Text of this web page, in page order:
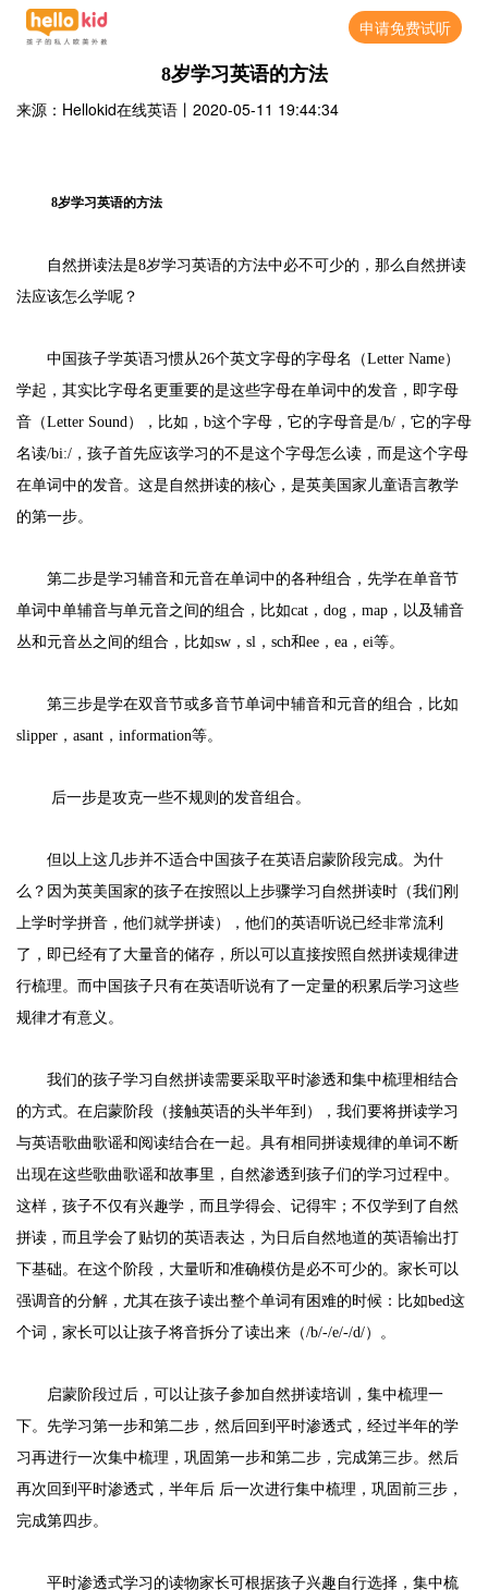
申请免费试听
8岁学习英语的方法
来源：Hellokid在线英语 丨 2020-05-11 19:44:34
8岁学习英语的方法
自然拼读法是8岁学习英语的方法中必不可少的，那么自然拼读
法应该怎么学呢？
中国孩子学英语习惯从26个英文字母的字母名（Letter Name）
学起，其实比字母名更重要的是这些字母在单词中的发音，即字母
音（Letter Sound），比如，b这个字母，它的字母音是/b/，它的字母
名读/bi:/，孩子首先应该学习的不是这个字母怎么读，而是这个字母
在单词中的发音。这是自然拼读的核心，是英美国家儿童语言教学
的第一步。
第二步是学习辅音和元音在单词中的各种组合，先学在单音节
单词中单辅音与单元音之间的组合，比如cat，dog，map，以及辅音
丛和元音丛之间的组合，比如sw，sl，sch和ee，ea，ei等。
第三步是学在双音节或多音节单词中辅音和元音的组合，比如
slipper，asant，information等。
后一步是攻克一些不规则的发音组合。
但以上这几步并不适合中国孩子在英语启蒙阶段完成。为什
么？因为英美国家的孩子在按照以上步骤学习自然拼读时（我们刚
上学时学拼音，他们就学拼读），他们的英语听说已经非常流利
了，即已经有了大量音的储存，所以可以直接按照自然拼读规律进
行梳理。而中国孩子只有在英语听说有了一定量的积累后学习这些
规律才有意义。
我们的孩子学习自然拼读需要采取平时渗透和集中梳理相结合
的方式。在启蒙阶段（接触英语的头半年到），我们要将拼读学习
与英语歌曲歌谣和阅读结合在一起。具有相同拼读规律的单词不断
出现在这些歌曲歌谣和故事里，自然渗透到孩子们的学习过程中。
这样，孩子不仅有兴趣学，而且学得会、记得牢；不仅学到了自然
拼读，而且学会了贴切的英语表达，为日后自然地道的英语输出打
下基础。在这个阶段，大量听和准确模仿是必不可少的。家长可以
强调音的分解，尤其在孩子读出整个单词有困难的时候：比如bed这
个词，家长可以让孩子将音拆分了读出来（/b/-/e/-/d/）。
启蒙阶段过后，可以让孩子参加自然拼读培训，集中梳理一
下。先学习第一步和第二步，然后回到平时渗透式，经过半年的学
习再进行一次集中梳理，巩固第一步和第二步，完成第三步。然后
再次回到平时渗透式，半年后 后一次进行集中梳理，巩固前三步，
完成第四步。
平时渗透式学习的读物家长可根据孩子兴趣自行选择，集中梳